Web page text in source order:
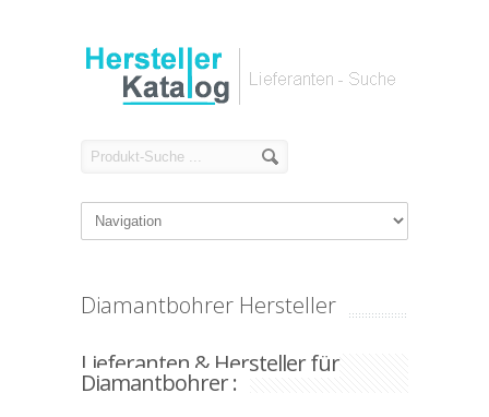
Diamantbohrer Hersteller
Lieferanten & Hersteller für
Diamantbohrer :